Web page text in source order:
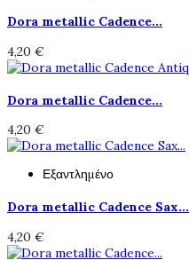
Dora metallic Cadence...
4,20 €
Dora metallic Cadence...
4,20 €
Εξαντλημένο
Dora metallic Cadence Sax...
4,20 €